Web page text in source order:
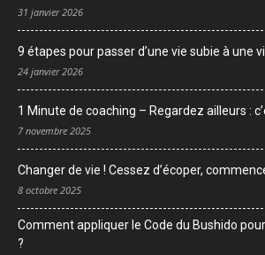
31 janvier 2026
9 étapes pour passer d’une vie subie à une
24 janvier 2026
1 Minute de coaching – Regardez ailleurs :
7 novembre 2025
Changer de vie ! Cessez d’écoper,
8 octobre 2025
Comment appliquer le Code du Bushido
?